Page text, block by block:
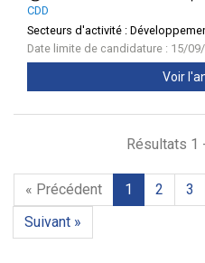
CDD
Secteurs d'activité :
Date limite de candidature : 15/
Voir
Résultats 1
« Précédent 1 2 3
Suivant »